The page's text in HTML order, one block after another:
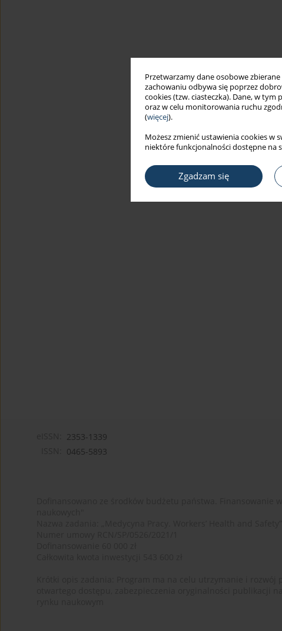
Przetwarzamy dane osobowe
zachowaniu odbywa się poprzez
cookies (tzw. ciasteczka). Dane, w tym
oraz w celu monitorowania ruchu
(więcej).
Możesz zmienić ustawienia cookies w
niektóre funkcjonalności dostępne na
Zgadzam się
2353-1339
0465-5893